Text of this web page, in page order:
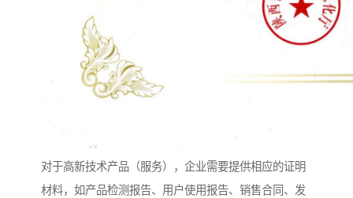
对于高新技术产品（服务），企业需要提供相应的证明
材料，如产品检测报告、用户使用报告、销售合同、发